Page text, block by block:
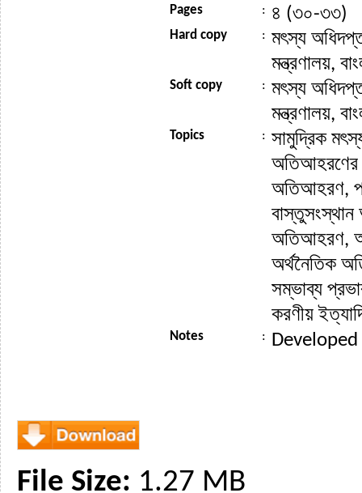
Pages : ৪ (৩০-৩৩)
Hard copy : মৎস্য
মন্ত্রণালয়,
Soft copy : মৎস্য
মন্ত্রণালয়,
Topics : সামুদ্রিক
অতিআহরণের
অতিআহরণ,
অতিআহরণ,
অর্থনৈতিক
সম্ভাব্য
করণীয়
Notes : Developed
File Size: 1.27 MB